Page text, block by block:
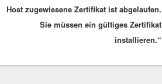
Host zugewiesene Zertifikat ist abgelaufen.
Sie müssen ein gültiges Zertifikat
installieren.“